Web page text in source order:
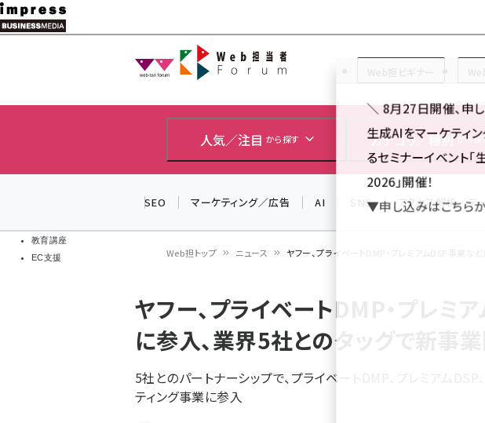
メ
イ
教育講座
EC支援
Web担当者Forum
人気／注目 から探す カテゴリ／種別 から探
SEO マーケティング／広告 AI SNS アクセス解析／デ
ン
く
ず
Web担トップ ニュース ヤフー、プライベートDMP・プレミアムDSP事業な
ヤフー、プライベートDMP・プレミア
に参入、業界5社とのタッグで新事業
5社とのパートナーシップで、プライベートDMP、プレミアムDSP
ティング事業に参入
＼ 8月27日開催、申
生成AIをマーケティ
るセミナーイベント
2026」開催！
▼申し込みはこちら